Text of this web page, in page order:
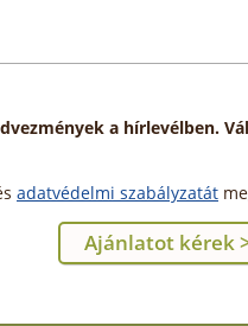
a hírlevélben.
adatvédelmi szabályzatát